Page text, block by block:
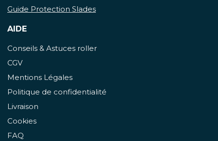
Guide Protection Slades
AIDE
Conseils & Astuces roller
CGV
Mentions Légales
Politique de confidentialité
Livraison
Cookies
FAQ